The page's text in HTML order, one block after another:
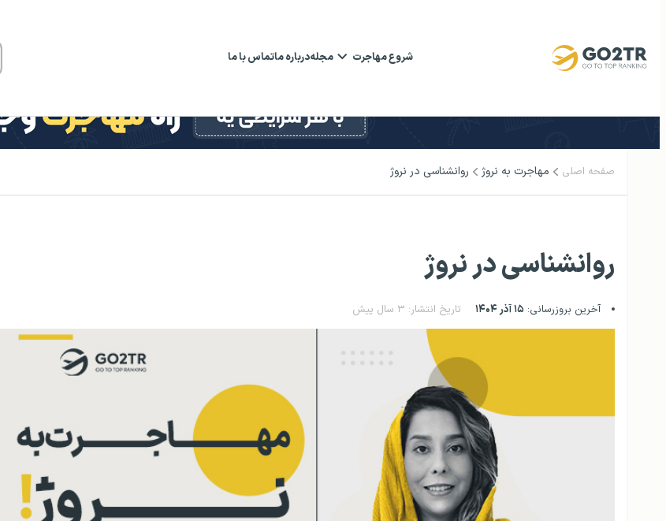
شروع مهاجرت مجلهدرباره ماتماس با ما
صفحه اصلی مهاجرت به نروژ روانشناسی در نروژ
روانشناسی در نروژ
آخرین بروزرسانی: ۱۵ آذر ۱۴۰۴ تاریخ انتشار: ۳ سال پیش